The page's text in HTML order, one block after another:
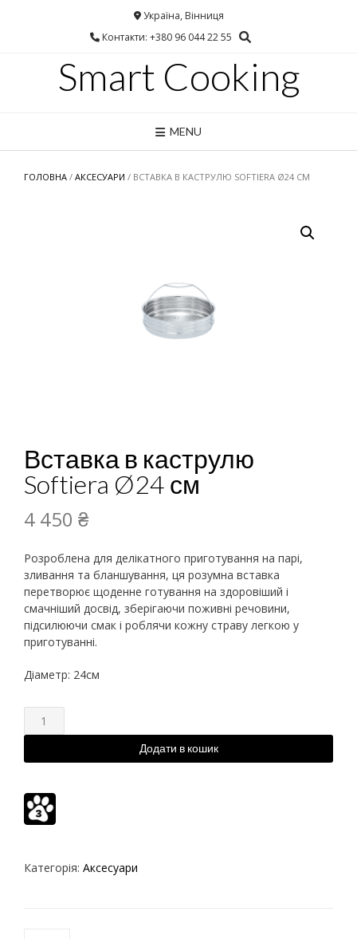
Україна, Вінниця
Контакти: +380 96 044 22 55
Smart Cooking
MENU
ГОЛОВНА / АКСЕСУАРИ / ВСТАВКА В КАСТРУЛЮ SOFTIERA Ø24 СМ
Вставка в каструлю
Softiera Ø24 см
4 450 ₴
Розроблена для делікатного приготування на парі,
зливання та бланшування, ця розумна вставка
перетворює щоденне готування на здоровіший і
смачніший досвід, зберігаючи поживні речовини,
підсилюючи смак і роблячи кожну страву легкою у
приготуванні.
Діаметр: 24см
Додати в кошик
Категорія: Аксесуари